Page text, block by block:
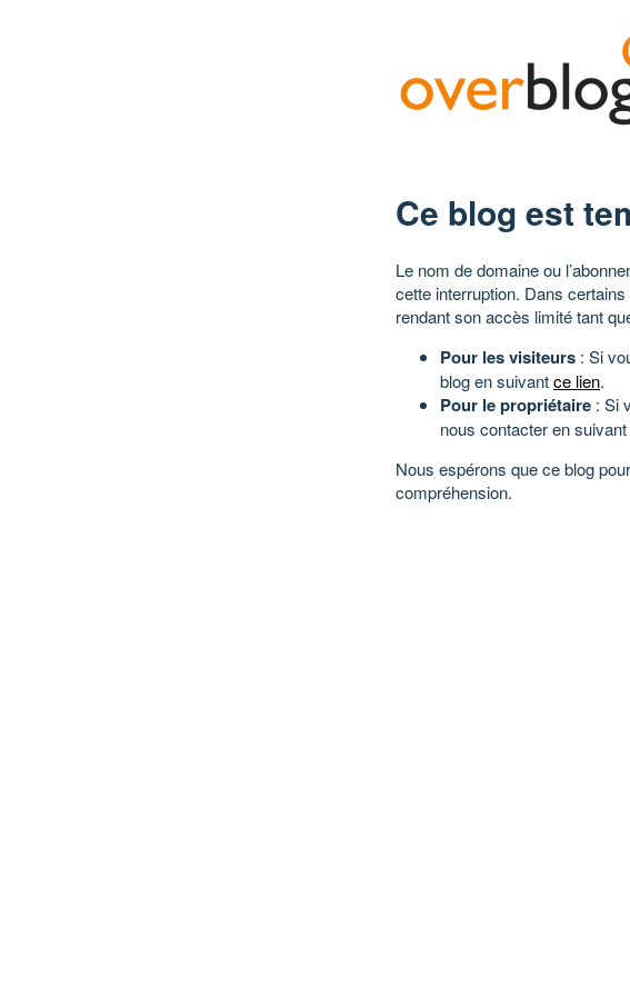
Ce blog est
Le nom de domaine ou
cette interruption. Dans
rendant son accès limité tant
Pour les visiteurs : Si
blog en suivantce lien.
Pour le propriétaire : Si
nous contacter en suivant
Nous espérons que ce blog
compréhension.